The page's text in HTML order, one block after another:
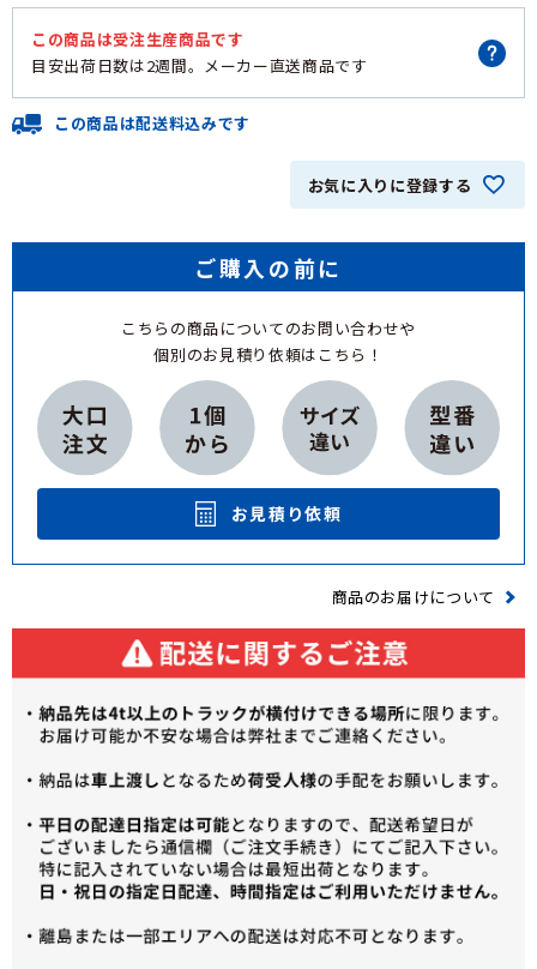
この商品は受注生産商品です
目安出荷日数は2週間。メーカー直送商品です
この商品は配送料込みです
お気に入りに登録する
ご購入の前に
こちらの商品についてのお問い合わせや
個別のお見積り依頼はこちら！
お見積り依頼
商品のお届けについて